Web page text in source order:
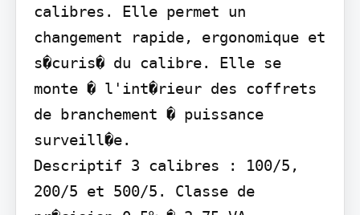
calibres. Elle permet un
changement rapide, ergonomique et
s�curis� du calibre. Elle se
monte � l'int�rieur des coffrets
de branchement � puissance
surveill�e.
Descriptif 3 calibres : 100/5,
200/5 et 500/5. Classe de